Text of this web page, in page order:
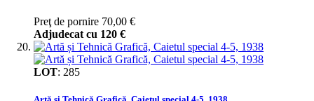
Preţ de pornire 70,00 €
Adjudecat cu 120 €
LOT: 285